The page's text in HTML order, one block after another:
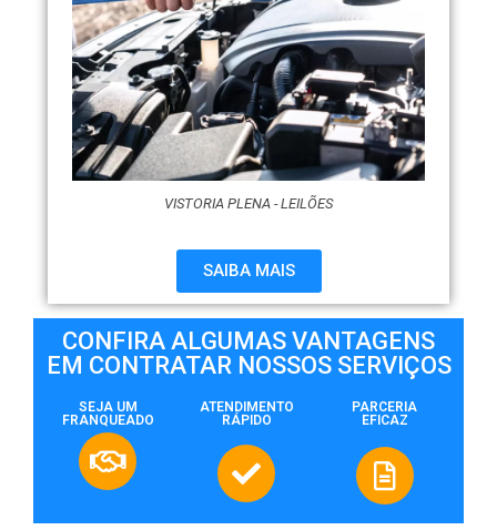
VISTORIA PLENA - LEILÕES
SAIBA MAIS
CONFIRA ALGUMAS VANTAGENS
EM CONTRATAR NOSSOS SERVIÇOS
SEJA UM
FRANQUEADO
ATENDIMENTO
RÁPIDO
PARCERIA
EFICAZ